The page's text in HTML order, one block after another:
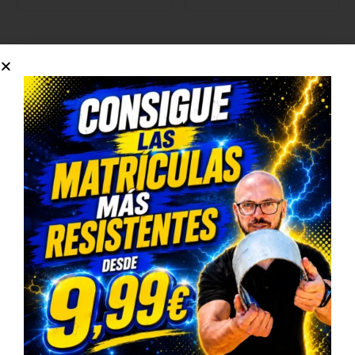
¿Como se útiliza el champú con
cera?
Aplicar en el lavado manual, diluido a razón de50
a 100 gr. en 10 lt de agua.
Una vez lavado, aclarar el vehículo con agua limpia
y secar con aire o dejar secar a la sombra.
Especificaciones destacadas
Protege y da brillo a tu vehículo por